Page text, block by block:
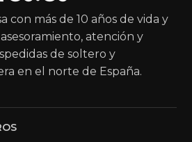
con más de 10 años de vida y
atención y
de soltero y
en el norte de España.